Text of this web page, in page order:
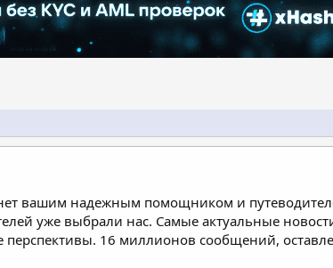
вашим надежным помощником и
уже выбрали нас. Самые актуальные
16 миллионов сообщений,